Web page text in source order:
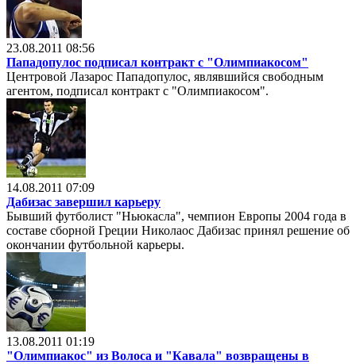
23.08.2011 08:56
Пападопулос подписал контракт с "Олимпиакосом"
Центровой Лазарос Пападопулос, являвшийся свободным
агентом, подписал контракт с "Олимпиакосом".
14.08.2011 07:09
Дабизас завершил карьеру
Бывший футболист "Ньюкасла", чемпион Европы 2004 года в
составе сборной Греции Николаос Дабизас принял решение об
окончании футбольной карьеры.
13.08.2011 01:19
"Олимпиакос" из Волоса и "Кавала" возвращены в